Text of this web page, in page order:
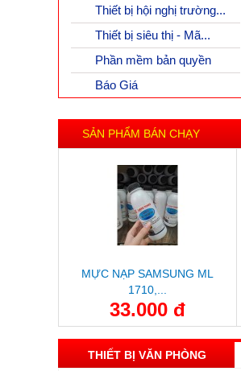
Thiết bị hội nghị trường...
Thiết bị siêu thị - Mã...
Phần mềm bản quyền
Báo Giá
SẢN PHẨM BÁN CHẠY
MỰC NẠP SAMSUNG ML
1710,...
33.000 đ
THIẾT BỊ VĂN PHÒNG